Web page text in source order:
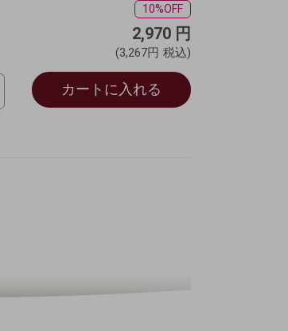
10%OFF
2,970 円
(3,267円 税込)
カートに入れる